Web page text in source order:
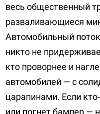
весь общественный
разваливающиеся
Автомобильный
никто не
кто проворнее и
автомобилей — с
царапинами. Если
или погнет бампер —